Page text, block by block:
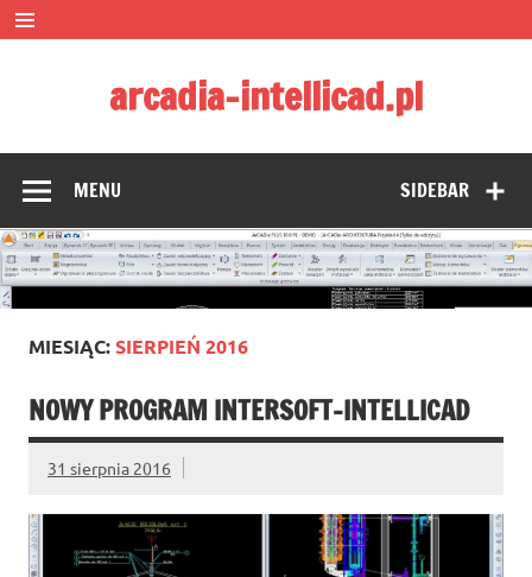
Skip
to
content
arcadia-intellicad.pl
SIDEBAR
MENU
MIESIĄC:SIERPIEŃ 2016
NOWY PROGRAM INTERSOFT-INTELLICAD
31 sierpnia 2016